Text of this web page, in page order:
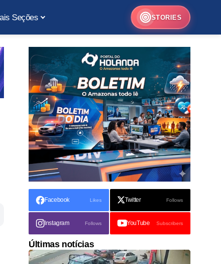
Seções STORIES
Facebook Likes Twitter Follows
Instagram Follows YouTube Subscribers
Últimas notícias